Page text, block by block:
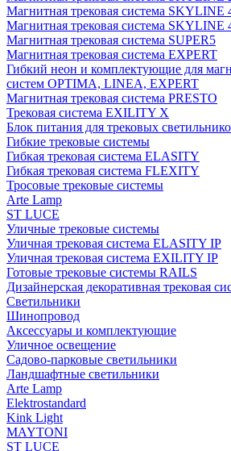
Магнитная трековая система SKYLINE
Магнитная трековая система SKYLINE
Магнитная трековая система SUPER5
Магнитная трековая система EXPERT
Гибкий неон и комплектующие для
систем OPTIMA, LINEA, EXPERT
Магнитная трековая система PRESTO
Трековая система EXILITY X
Блок питания для трековых
Гибкие трековые системы
Гибкая трековая система ELASITY
Гибкая трековая система FLEXITY
Тросовые трековые системы
Arte Lamp
ST LUCE
Уличные трековые системы
Уличная трековая система ELASITY IP
Уличная трековая система EXILITY IP
Готовые трековые системы RAILS
Дизайнерская декоративная трековая
Светильники
Шинопровод
Аксессуары и комплектующие
Уличное освещение
Садово-парковые светильники
Ландшафтные светильники
Arte Lamp
Elektrostandard
Kink Light
MAYTONI
ST LUCE